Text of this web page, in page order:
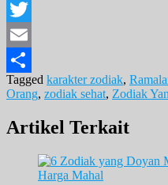
Facebook
Twitter
Email
Share
Tagged karakter zodiak,
Orang, zodiak sehat, Zodiak
Artikel Terkait